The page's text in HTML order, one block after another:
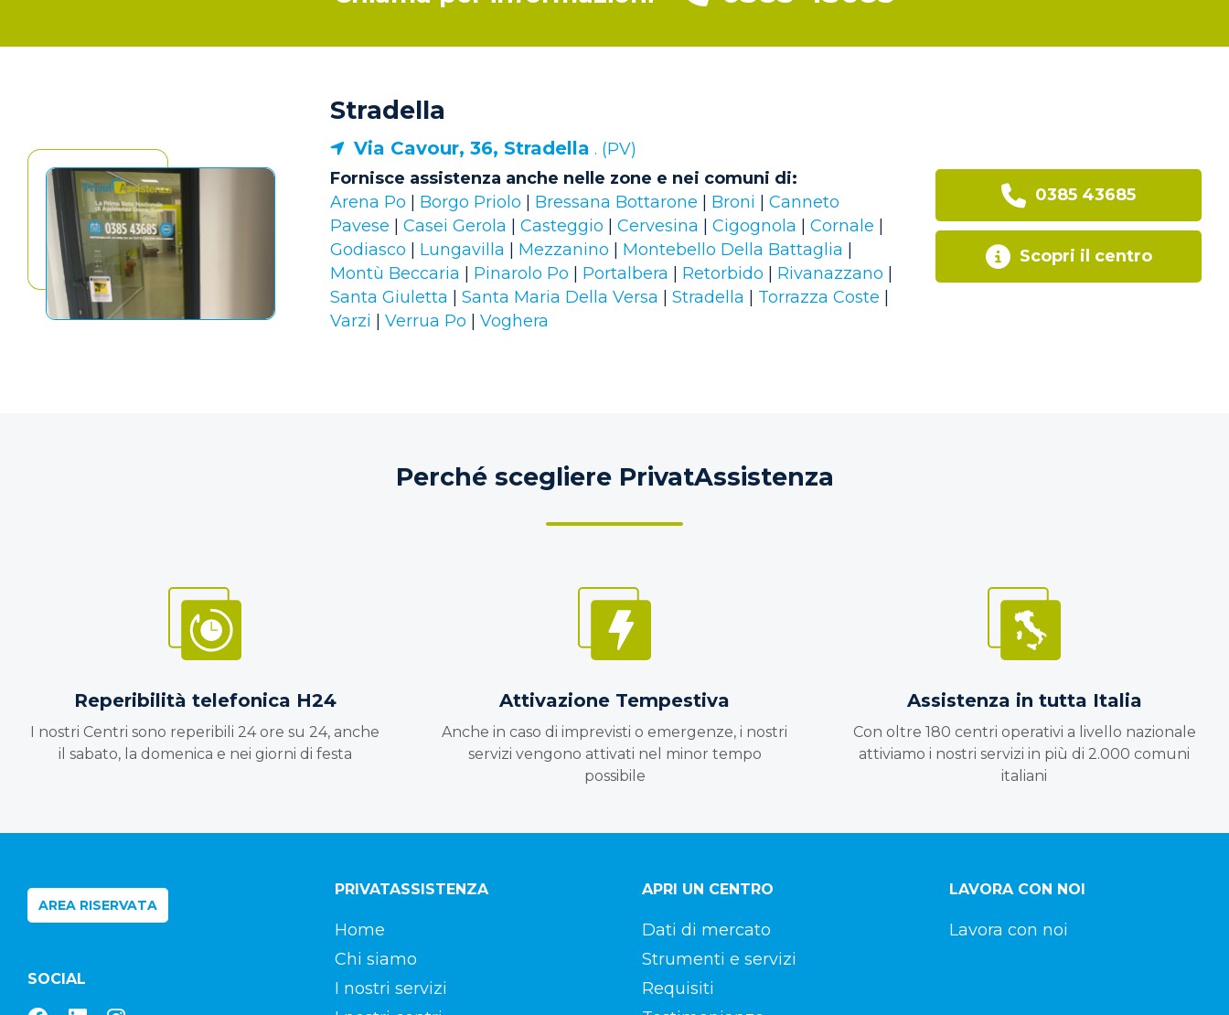
Stradella
Via Cavour, 36, Stradella . (PV)
Fornisce assistenza anche nelle zone e nei comuni di:
Arena Po
Borgo Priolo Bressana Bottarone Broni
Canneto
Pavese
Casei Gerola Casteggio Cervesina Cigognola Cornale
Godiasco
Lungavilla Mezzanino Montebello Della Battaglia
Montù Beccaria
Pinarolo Po Portalbera Retorbido Rivanazzano
Santa Giuletta
Santa Maria Della Versa Stradella Torrazza Coste
Varzi
Verrua Po Voghera
0385 43685
Scopri il centro
Perché scegliere PrivatAssistenza
Reperibilità telefonica H24
I nostri Centri sono reperibili 24 ore su 24, anche
il sabato, la domenica e nei giorni di festa
Attivazione Tempestiva
Anche in caso di imprevisti o emergenze, i nostri
servizi vengono attivati nel minor tempo
possibile
Assistenza in tutta Italia
Con oltre 180 centri operativi a livello nazionale
attiviamo i nostri servizi in più di 2.000 comuni
italiani
AREA RISERVATA
SOCIAL
PRIVATASSISTENZA
Home
Chi siamo
I nostri servizi
APRI UN CENTRO
Dati di mercato
Strumenti e servizi
Requisiti
LAVORA CON NOI
Lavora con noi